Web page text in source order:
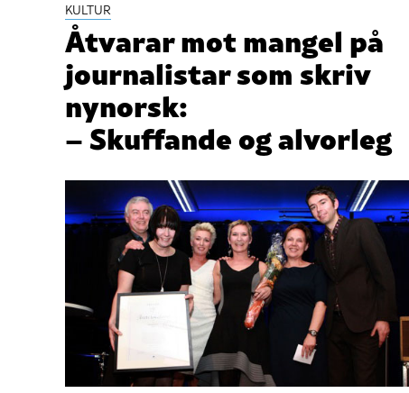
KULTUR
Åtvarar mot mangel på
journalistar som skriv
nynorsk:
– Skuffande og alvorleg